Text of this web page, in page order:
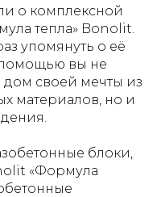
о комплексной
тепла» Bonolit.
упомянуть о её
помощью вы не
дом своей мечты из
материалов, но и
блоки,
«Формула